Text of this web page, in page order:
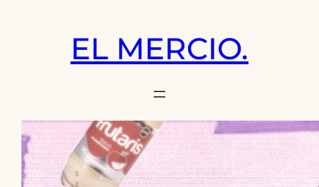
EL MERCIO.